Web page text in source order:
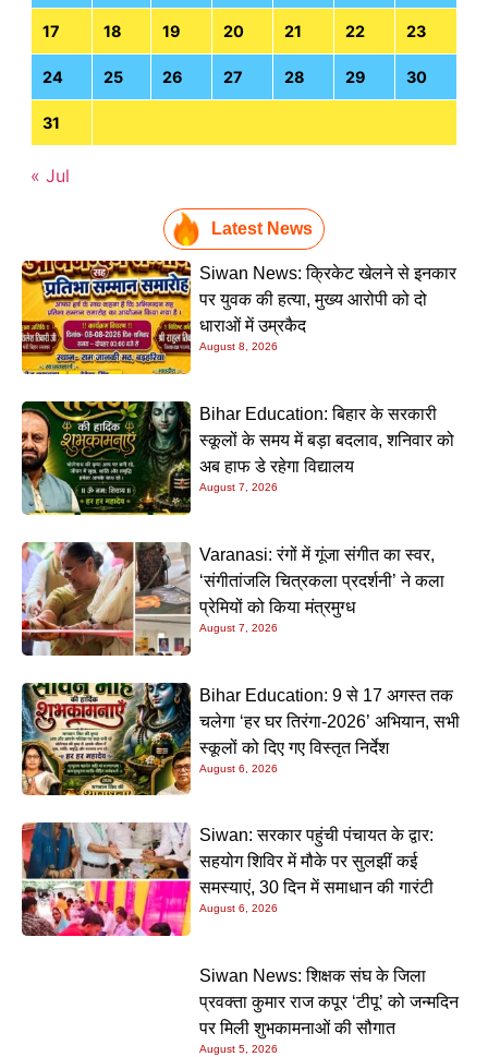
17 18 19 20 21 22 23
24 25 26 27 28 29 30
31
« Jul
Latest News
Siwan News: क्रिकेट खेलने से इनकार
पर युवक की हत्या, मुख्य आरोपी को दो
धाराओं में उम्रकैद
August 8, 2026
Bihar Education: बिहार के सरकारी
स्कूलों के समय में बड़ा बदलाव, शनिवार को
अब हाफ डे रहेगा विद्यालय
August 7, 2026
Varanasi: रंगों में गूंजा संगीत का स्वर,
‘संगीतांजलि चित्रकला प्रदर्शनी’ ने कला
प्रेमियों को किया मंत्रमुग्ध
August 7, 2026
Bihar Education: 9 से 17 अगस्त तक
चलेगा ‘हर घर तिरंगा-2026’ अभियान, सभी
स्कूलों को दिए गए विस्तृत निर्देश
August 6, 2026
Siwan: सरकार पहुंची पंचायत के द्वार:
सहयोग शिविर में मौके पर सुलझीं कई
समस्याएं, 30 दिन में समाधान की गारंटी
August 6, 2026
Siwan News: शिक्षक संघ के जिला
प्रवक्ता कुमार राज कपूर ‘टीपू’ को जन्मदिन
पर मिली शुभकामनाओं की सौगात
August 5, 2026